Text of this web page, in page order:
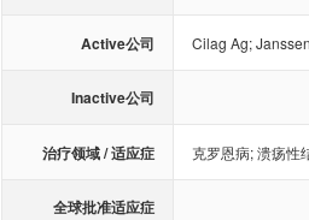
Active公司 Cilag Ag;
Inactive公司
治疗领域 / 适应症 克罗恩病;溃疡性
全球批准适应症